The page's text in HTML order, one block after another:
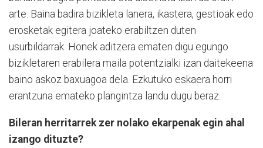
arte. Baina badira bizikleta lanera, ikastera, gestioak edo
erosketak egitera joateko erabiltzen duten
usurbildarrak. Honek aditzera ematen digu egungo
bizikletaren erabilera maila potentzialki izan daitekeena
baino askoz baxuagoa dela. Ezkutuko eskaera horri
erantzuna emateko plangintza landu dugu beraz.
Bileran herritarrek zer nolako ekarpenak egin ahal
izango dituzte?